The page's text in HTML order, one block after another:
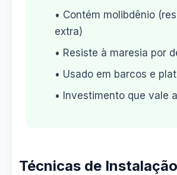
• Contém molibdênio
extra)
• Resiste à maresia por
• Usado em barcos e
• Investimento que vale
Técnicas de